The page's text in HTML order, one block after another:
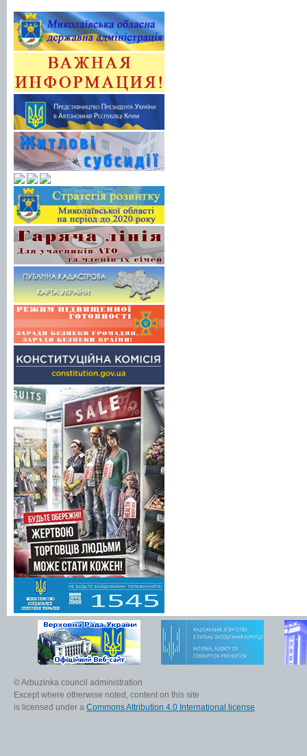
© Arbuzinka council administration
Except where otherwise noted, content on this site
is licensed under a Commons Attribution 4.0 International license